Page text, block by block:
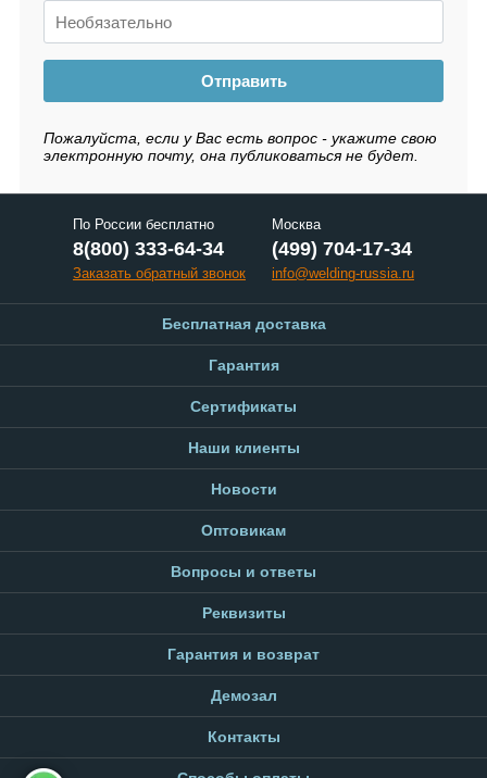
Отправить
Пожалуйста, если у Вас есть вопрос - укажите свою
электронную почту, она публиковаться не будет.
По России бесплатно
8(800) 333-64-34
Заказать обратный звонок
Москва
(499) 704-17-34
info@welding-russia.ru
Бесплатная доставка
Гарантия
Сертификаты
Наши клиенты
Новости
Оптовикам
Вопросы и ответы
Реквизиты
Гарантия и возврат
Демозал
Контакты